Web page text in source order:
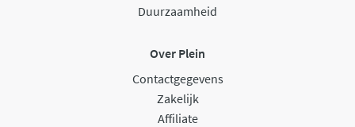
Duurzaamheid
Over Plein
Contactgegevens
Zakelijk
Affiliate